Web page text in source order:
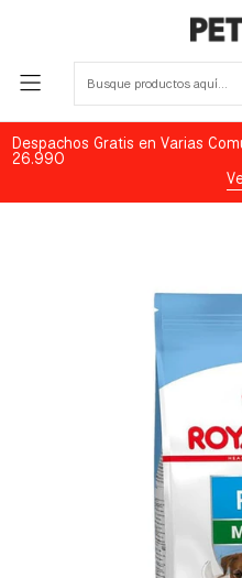
Despachos Gratis en Varias
26.990